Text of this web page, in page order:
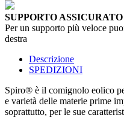
SUPPORTO ASSICURATO
Per un supporto più veloce
destra
Descrizione
SPEDIZIONI
Spiro® è il comignolo eolico
e varietà delle materie prime
soprattutto, per le sue